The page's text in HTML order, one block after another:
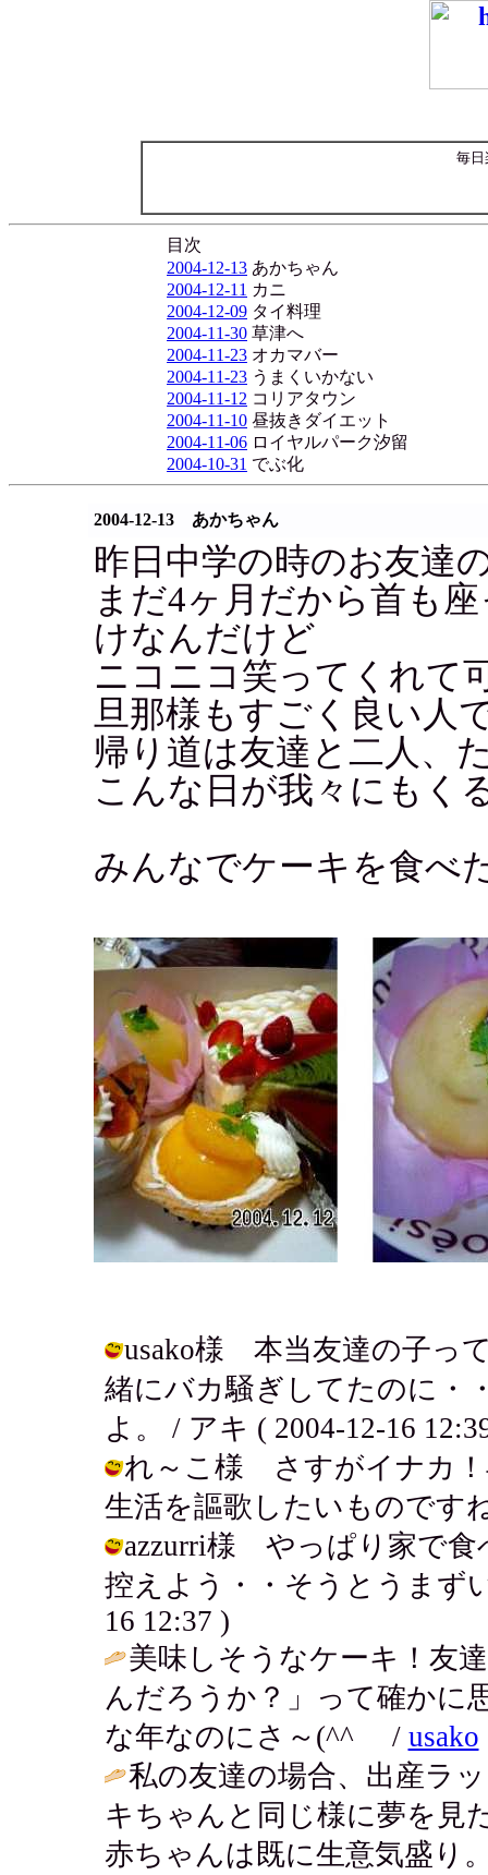
毎日
目次
2004-12-13 あかちゃん
2004-12-11 カニ
2004-12-09 タイ料理
2004-11-30 草津へ
2004-11-23 オカマバー
2004-11-23 うまくいかない
2004-11-12 コリアタウン
2004-11-10 昼抜きダイエット
2004-11-06 ロイヤルパーク汐留
2004-10-31 でぶ化
2004-12-13 あかちゃん
昨日中学の時のお友達
まだ4ヶ月だから首も
けなんだけど
ニコニコ笑ってくれて
旦那様もすごく良い人
帰り道は友達と二人、
こんな日が我々にもく
みんなでケーキを食べ
usako様 本当友達の子っ
緒にバカ騒ぎしてたのに・
よ。 / アキ ( 2004-12-16
れ～こ様 さすがイナカ！
生活を謳歌したいものです
azzurri様 やっぱり家で食
控えよう・・そうとうまず
16 12:37 )
美味しそうなケーキ！友
んだろうか？」って確かに
な年なのにさ～(^^ゞ / usako
私の友達の場合、出産ラ
キちゃんと同じ様に夢を見
赤ちゃんは既に生意気盛り